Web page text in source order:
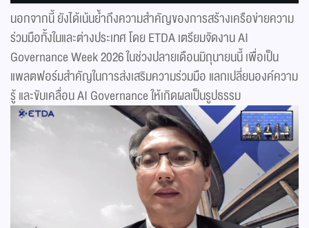
นอกจากนี้ ยังได้เน้นย้ำถึงความสำคัญของการสร้างเครือข่ายความ
ร่วมมือทั้งในและต่างประเทศ โดย ETDA เตรียมจัดงาน AI
Governance Week 2026 ในช่วงปลายเดือนมิถุนายนนี้ เพื่อเป็น
แพลตฟอร์มสำคัญในการส่งเสริมความร่วมมือ แลกเปลี่ยนองค์ความ
รู้ และขับเคลื่อน AI Governance ให้เกิดผลเป็นรูปธรรม